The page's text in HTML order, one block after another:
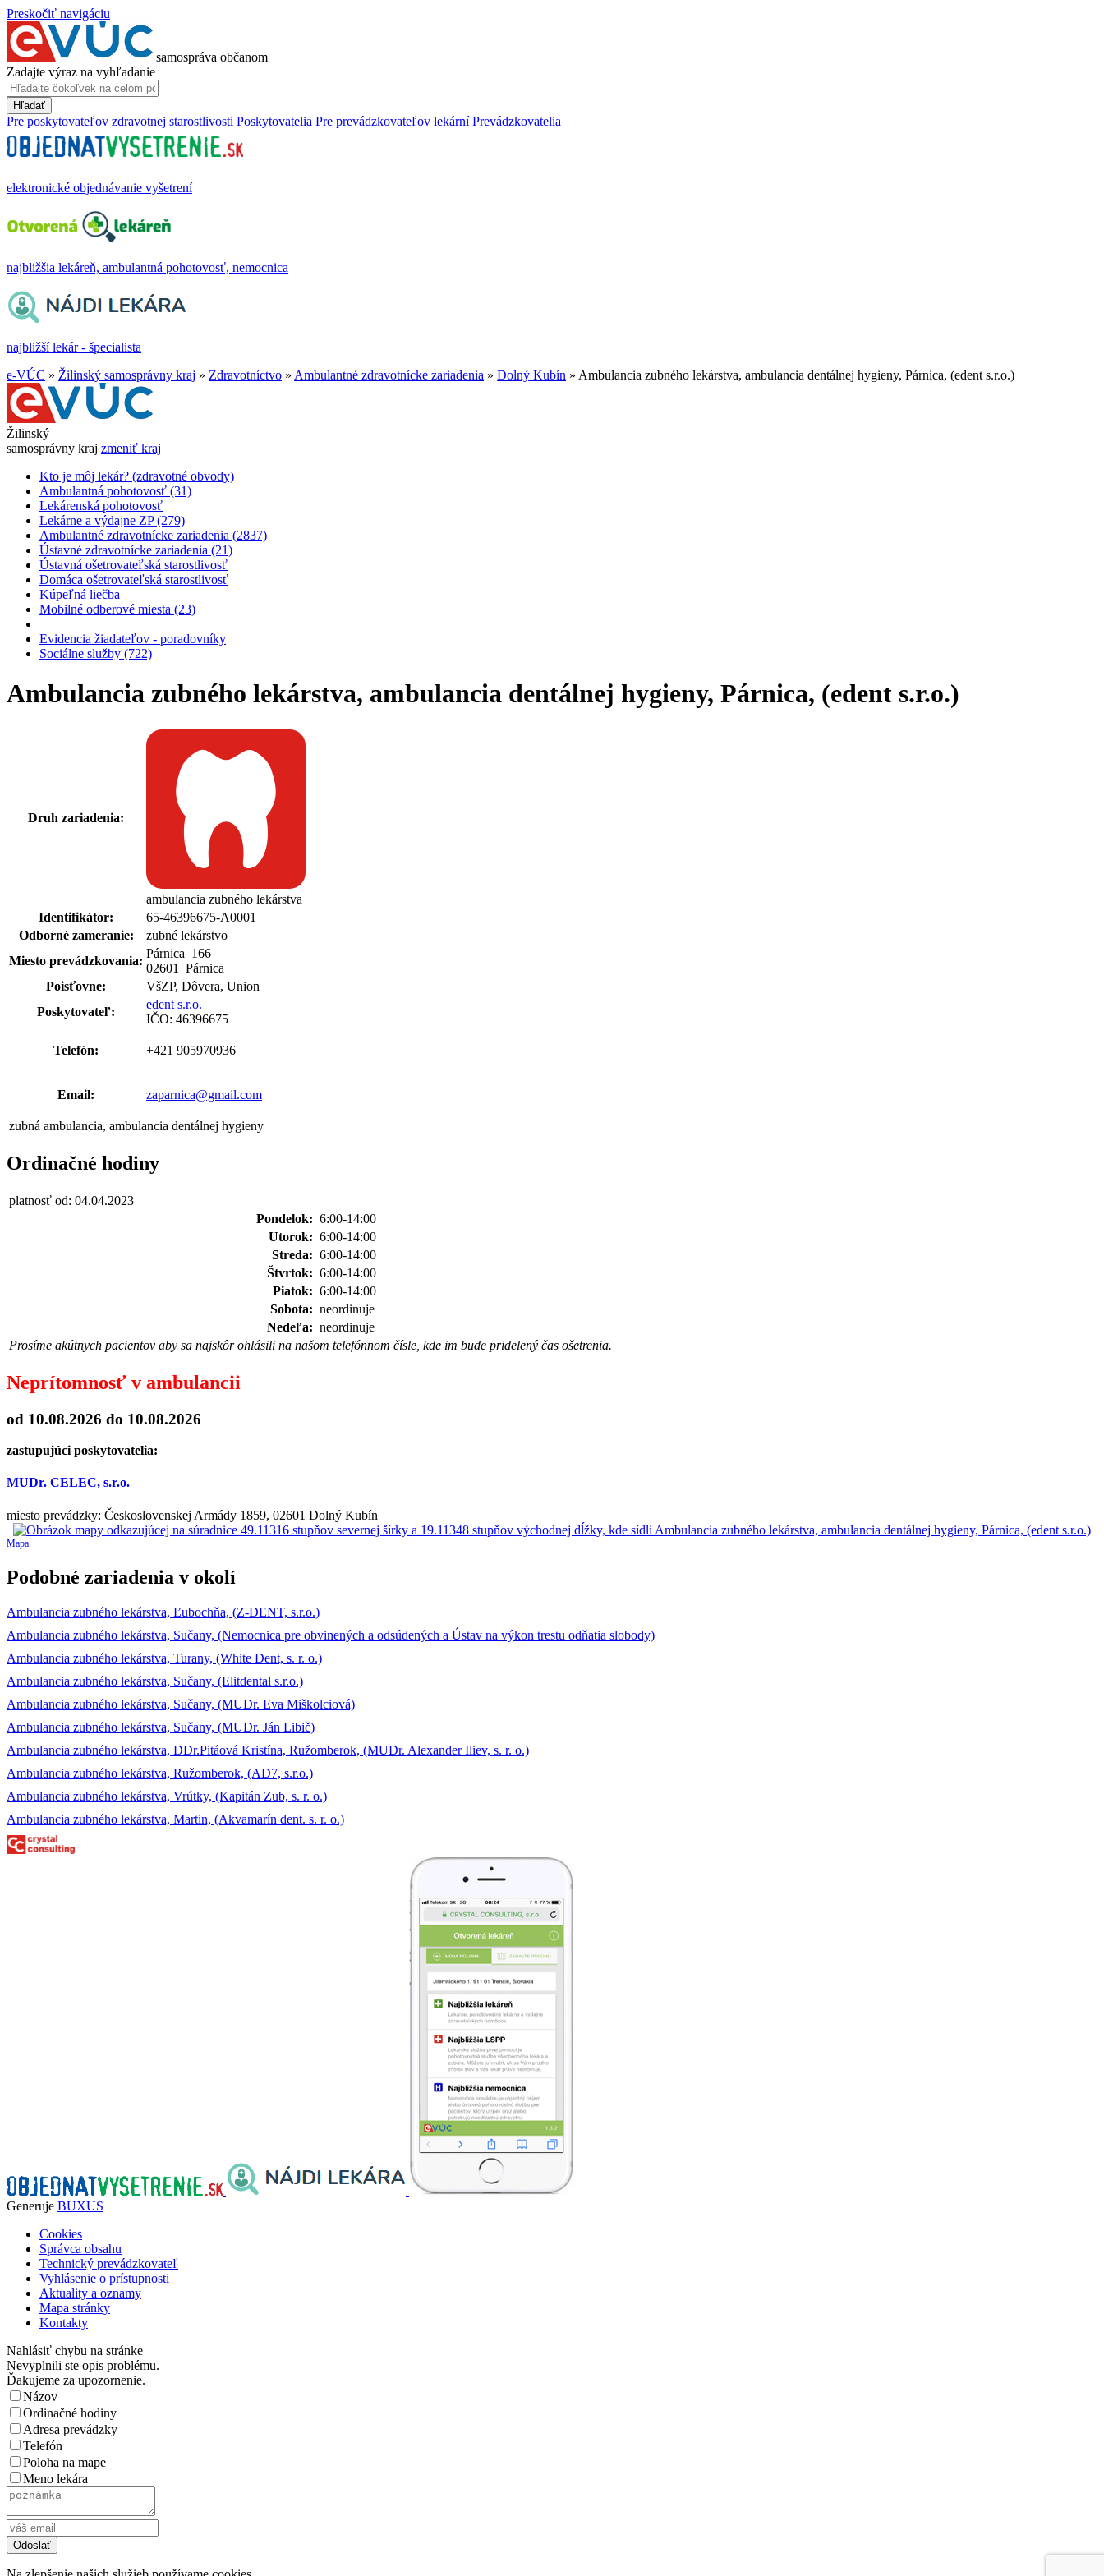
Preskočiť navigáciu
samospráva občanom
Zadajte výraz na vyhľadanie
Hľadať
Pre poskytovateľov zdravotnej starostlivosti Poskytovatelia Pre prevádzkovateľov lekární Prevádzkovatelia
elektronické objednávanie vyšetrení
najbližšia lekáreň, ambulantná pohotovosť, nemocnica
najbližší lekár - špecialista
e-VÚC » Žilinský samosprávny kraj » Zdravotníctvo » Ambulantné zdravotnícke zariadenia » Dolný Kubín » Ambulancia zubného lekárstva, ambulancia dentálnej hygieny, Párnica, (edent s.r.o.)
Žilinský
samosprávny kraj zmeniť kraj
Kto je môj lekár? (zdravotné obvody)
Ambulantná pohotovosť (31)
Lekárenská pohotovosť
Lekárne a výdajne ZP (279)
Ambulantné zdravotnícke zariadenia (2837)
Ústavné zdravotnícke zariadenia (21)
Ústavná ošetrovateľská starostlivosť
Domáca ošetrovateľská starostlivosť
Kúpeľná liečba
Mobilné odberové miesta (23)
Evidencia žiadateľov - poradovníky
Sociálne služby (722)
Ambulancia zubného lekárstva, ambulancia dentálnej hygieny, Párnica, (edent s.r.o.)
Druh zariadenia:
ambulancia zubného lekárstva
Identifikátor:
65-46396675-A0001
Odborné zameranie:
zubné lekárstvo
Miesto prevádzkovania:
Párnica 166
02601 Párnica
Poisťovne:
VšZP, Dôvera, Union
Poskytovateľ:
edent s.r.o.
IČO: 46396675
Telefón: +421 905970936
Email: zaparnica@gmail.com
zubná ambulancia, ambulancia dentálnej hygieny
Ordinačné hodiny
platnosť od: 04.04.2023
Pondelok: 6:00-14:00
Utorok: 6:00-14:00
Streda: 6:00-14:00
Štvrtok: 6:00-14:00
Piatok: 6:00-14:00
Sobota: neordinuje
Nedeľa: neordinuje
Prosíme akútnych pacientov aby sa najskôr ohlásili na našom telefónnom čísle, kde im bude pridelený čas ošetrenia.
Neprítomnosť v ambulancii
od 10.08.2026 do 10.08.2026
zastupujúci poskytovatelia:
MUDr. CELEC, s.r.o.
miesto prevádzky: Československej Armády 1859, 02601 Dolný Kubín
Mapa
Podobné zariadenia v okolí
Ambulancia zubného lekárstva, Ľubochňa, (Z-DENT, s.r.o.)
Ambulancia zubného lekárstva, Sučany, (Nemocnica pre obvinených a odsúdených a Ústav na výkon trestu odňatia slobody)
Ambulancia zubného lekárstva, Turany, (White Dent, s. r. o.)
Ambulancia zubného lekárstva, Sučany, (Elitdental s.r.o.)
Ambulancia zubného lekárstva, Sučany, (MUDr. Eva Miškolciová)
Ambulancia zubného lekárstva, Sučany, (MUDr. Ján Libič)
Ambulancia zubného lekárstva, DDr.Pitáová Kristína, Ružomberok, (MUDr. Alexander Iliev, s. r. o.)
Ambulancia zubného lekárstva, Ružomberok, (AD7, s.r.o.)
Ambulancia zubného lekárstva, Vrútky, (Kapitán Zub, s. r. o.)
Ambulancia zubného lekárstva, Martin, (Akvamarín dent. s. r. o.)
Generuje BUXUS
Cookies
Správca obsahu
Technický prevádzkovateľ
Vyhlásenie o prístupnosti
Aktuality a oznamy
Mapa stránky
Kontakty
Nahlásiť chybu na stránke
Nevyplnili ste opis problému.
Ďakujeme za upozornenie.
Názov
Ordinačné hodiny
Adresa prevádzky
Telefón
Poloha na mape
Meno lekára